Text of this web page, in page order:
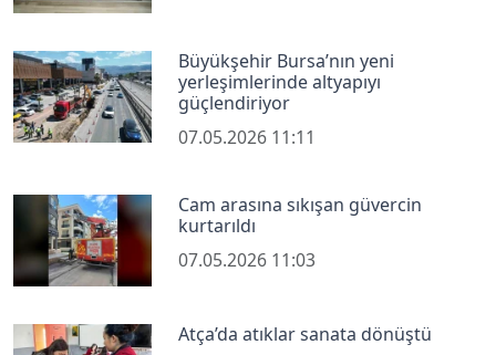
Büyükşehir Bursa’nın yeni
yerleşimlerinde altyapıyı
güçlendiriyor
07.05.2026 11:11
Cam arasına sıkışan güvercin
kurtarıldı
07.05.2026 11:03
Atça’da atıklar sanata dönüştü